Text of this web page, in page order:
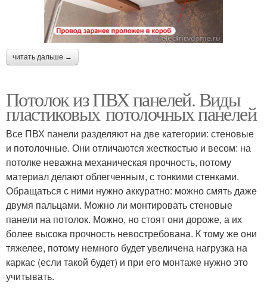
читать дальше →
Потолок из ПВХ панелей. Виды
пластиковых потолочных панелей
Все ПВХ панели разделяют на две категории: стеновые
и потолочные. Они отличаются жесткостью и весом: на
потолке неважна механическая прочность, потому
материал делают облегченным, с тонкими стенками.
Обращаться с ними нужно аккуратно: можно смять даже
двумя пальцами. Можно ли монтировать стеновые
панели на потолок. Можно, но стоят они дороже, а их
более высока прочность невостребована. К тому же они
тяжелее, потому немного будет увеличена нагрузка на
каркас (если такой будет) и при его монтаже нужно это
учитывать.